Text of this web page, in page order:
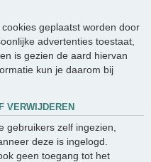
geplaatst worden door
advertenties toestaat,
is gezien de aard hiervan
kun je daarom bij
VERWIJDEREN
gebruikers zelf ingezien,
deze is ingelogd.
geen toegang tot het